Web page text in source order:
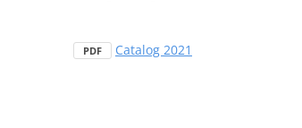
PDF Catalog 2021